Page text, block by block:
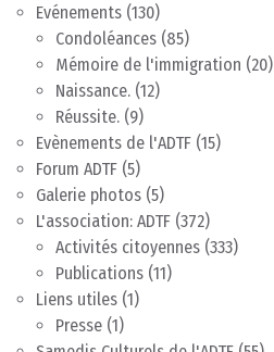
Evénements (130)
Condoléances (85)
Mémoire de l'immigration (20)
Naissance. (12)
Réussite. (9)
Evènements de l'ADTF (15)
Forum ADTF (5)
Galerie photos (5)
L'association: ADTF (372)
Activités citoyennes (333)
Publications (11)
Liens utiles (1)
Presse (1)